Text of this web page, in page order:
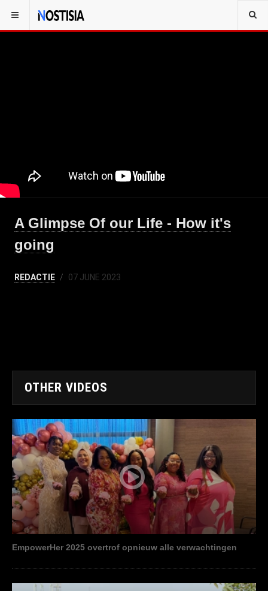
A Glimpse Of our Life - How it's
going
REDACTIE 07 JUNE 2023
OTHER VIDEOS
EmpowerHer 2025 overtrof opnieuw alle verwachtingen